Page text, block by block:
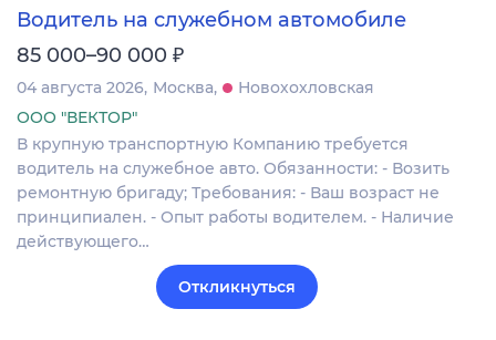
Водитель на служебном автомобиле
85 000–90 000 ₽
04 августа 2026 Москва
Новохохловская
ООО "ВЕКТОР"
В крупную транспортную Компанию требуется
водитель на служебное авто. Обязанности: - Возить
ремонтную бригаду; Требования: - Ваш возраст не
принципиален. - Опыт работы водителем. - Наличие
действующего…
Откликнуться